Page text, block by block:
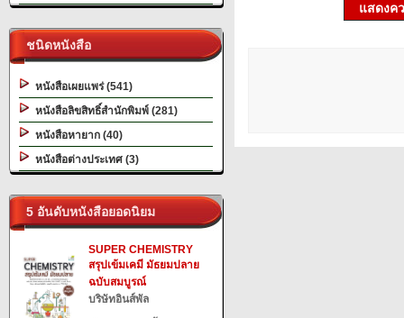
ชนิดหนังสือ
หนังสือเผยแพร่ (541)
หนังสือลิขสิทธิ์สำนักพิมพ์ (281)
หนังสือหายาก (40)
หนังสือต่างประเทศ (3)
5 อันดับหนังสือยอดนิยม
SUPER CHEMISTRY
สรุปเข้มเคมี มัธยมปลาย
ฉบับสมบูรณ์
บริษัทอินส์พัล
แสดงค